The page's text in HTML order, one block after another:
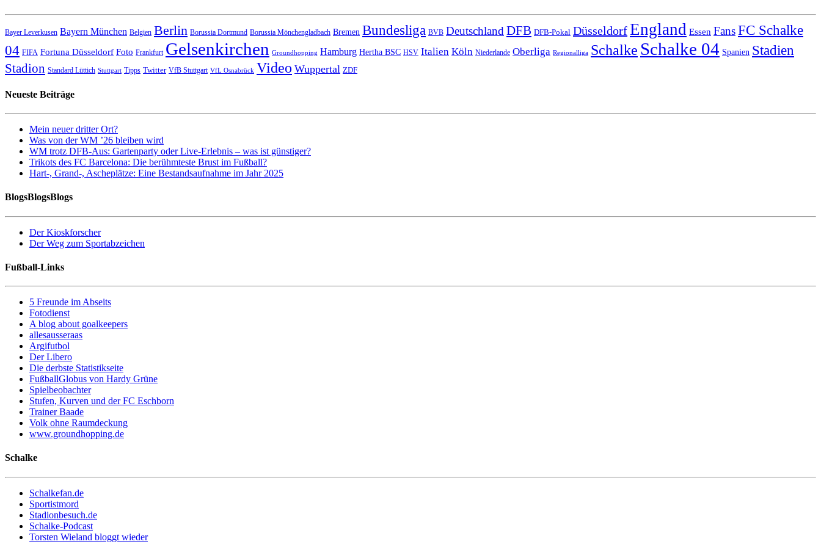
Bayer Leverkusen Bayern München Belgien Berlin Borussia Dortmund Borussia Mönchengladbach Bremen Bundesliga BVB Deutschland DFB DFB-Pokal DüsseldorfEngland Essen FansFC Schalke
04 FIFA Fortuna Düsseldorf Foto Frankfurt Gelsenkirchen Groundhopping Hamburg Hertha BSC HSV Italien Köln Niederlande Oberliga Regionalliga Schalke Schalke 04 Spanien Stadien
Stadion Standard Lüttich Stuttgart Tipps Twitter VfB Stuttgart VfL Osnabrück Video Wuppertal ZDF
Neueste Beiträge
Mein neuer dritter Ort?
Was von der WM ’26 bleiben wird
WM trotz DFB-Aus: Gartenparty oder Live-Erlebnis – was ist günstiger?
Trikots des FC Barcelona: Die berühmteste Brust im Fußball?
Hart-, Grand-, Ascheplätze: Eine Bestandsaufnahme im Jahr 2025
BlogsBlogsBlogs
Der Kioskforscher
Der Weg zum Sportabzeichen
Fußball-Links
5 Freunde im Abseits
Fotodienst
A blog about goalkeepers
allesausseraas
Argifutbol
Der Libero
Die derbste Statistikseite
FußballGlobus von Hardy Grüne
Spielbeobachter
Stufen, Kurven und der FC Eschborn
Trainer Baade
Volk ohne Raumdeckung
www.groundhopping.de
Schalke
Schalkefan.de
Sportistmord
Stadionbesuch.de
Schalke-Podcast
Torsten Wieland bloggt wieder